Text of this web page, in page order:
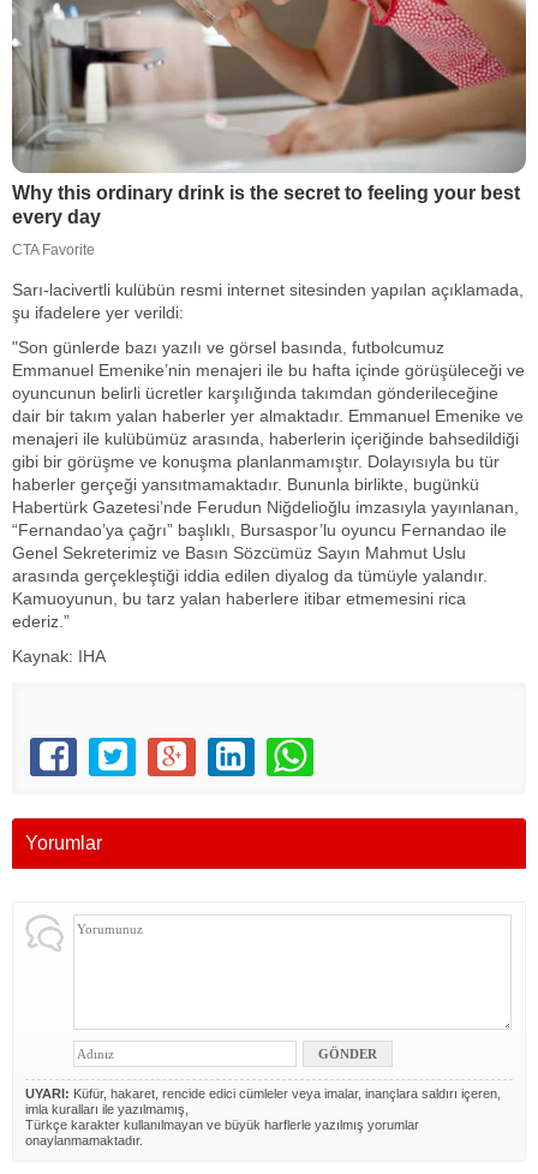
Sarı-lacivertli kulübün resmi internet sitesinden yapılan açıklamada,
şu ifadelere yer verildi:
"Son günlerde bazı yazılı ve görsel basında, futbolcumuz
Emmanuel Emenike’nin menajeri ile bu hafta içinde görüşüleceği ve
oyuncunun belirli ücretler karşılığında takımdan gönderileceğine
dair bir takım yalan haberler yer almaktadır. Emmanuel Emenike ve
menajeri ile kulübümüz arasında, haberlerin içeriğinde bahsedildiği
gibi bir görüşme ve konuşma planlanmamıştır. Dolayısıyla bu tür
haberler gerçeği yansıtmamaktadır. Bununla birlikte, bugünkü
Habertürk Gazetesi’nde Ferudun Niğdelioğlu imzasıyla yayınlanan,
“Fernandao’ya çağrı” başlıklı, Bursaspor’lu oyuncu Fernandao ile
Genel Sekreterimiz ve Basın Sözcümüz Sayın Mahmut Uslu
arasında gerçekleştiği iddia edilen diyalog da tümüyle yalandır.
Kamuoyunun, bu tarz yalan haberlere itibar etmemesini rica
ederiz.”
Kaynak: IHA
Yorumlar
UYARI: Küfür, hakaret, rencide edici cümleler veya imalar, inançlara saldırı içeren,
imla kuralları ile yazılmamış,
Türkçe karakter kullanılmayan ve büyük harflerle yazılmış yorumlar
onaylanmamaktadır.